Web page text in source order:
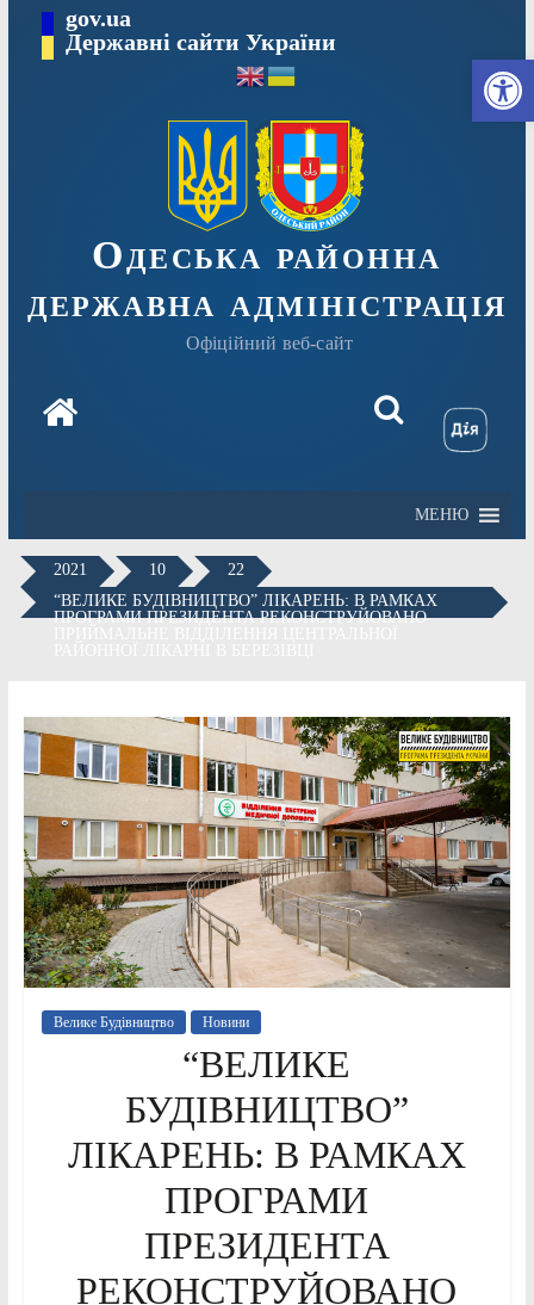
Перейтиgov.ua
Державні сайти України
Одеська районна
державна адміністрація
Офіційний веб-сайт
МЕНЮ
2021 10
22
“ВЕЛИКЕ БУДІВНИЦТВО” ЛІКАРЕНЬ: В РАМКАХ
ПРОГРАМИ ПРЕЗИДЕНТА РЕКОНСТРУЙОВАНО
Велике Будівництво Новини
“ВЕЛИКЕ
БУДІВНИЦТВО”
ЛІКАРЕНЬ: В РАМКАХ
ПРОГРАМИ
ПРЕЗИДЕНТА
РЕКОНСТРУЙОВАНО